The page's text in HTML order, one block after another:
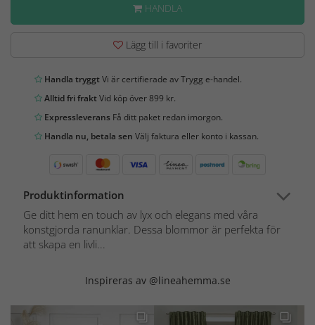
HANDLA
Lägg till i favoriter
Handla tryggtVi är certifierade av Trygg e-handel.
Alltid fri fraktVid köp över 899 kr.
Expressleverans Få ditt paket redan imorgon.
Handla nu, betala sen Välj faktura eller konto i kassan.
Produktinformation
Ge ditt hem en touch av lyx och elegans med våra
konstgjorda ranunklar. Dessa blommor är perfekta för
att skapa en livli...
Inspireras av @lineahemma.se